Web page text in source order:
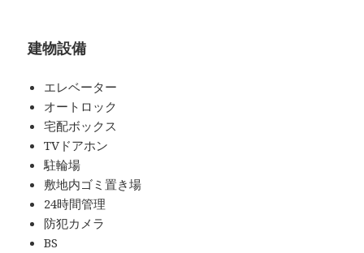
建物設備
エレベーター
オートロック
宅配ボックス
TVドアホン
駐輪場
敷地内ゴミ置き場
24時間管理
防犯カメラ
BS